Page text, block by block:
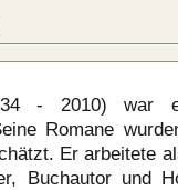
- 2010) war
Romane
Er arbeitete
Buchautor und